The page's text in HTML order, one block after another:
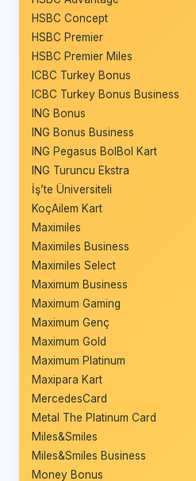
HSBC Concept
HSBC Premier
HSBC Premier Miles
ICBC Turkey Bonus
ICBC Turkey Bonus Business
ING Bonus
ING Bonus Business
ING Pegasus BolBol Kart
ING Turuncu Ekstra
İş’te Üniversiteli
KoçAilem Kart
Maximiles
Maximiles Business
Maximiles Select
Maximum Business
Maximum Gaming
Maximum Genç
Maximum Gold
Maximum Platinum
Maxipara Kart
MercedesCard
Metal The Platinum Card
Miles&Smiles
Miles&Smiles Business
Money Bonus